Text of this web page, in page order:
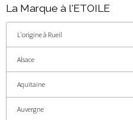
La Marque à l'ETOILE
L'origine à Rueil
Alsace
Aquitaine
Auvergne